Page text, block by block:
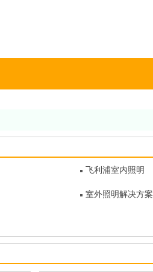
飞利浦室内照明
室外照明解决方案